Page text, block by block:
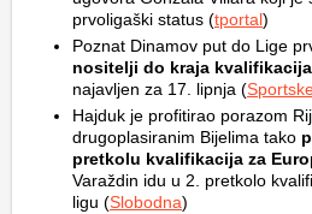
prvoligaški status (tportal)
Poznat Dinamov put do Lige
nositelji do kraja kvalifikacija
najavljen za 17. lipnja (
Hajduk je profitirao porazom
drugoplasiranim Bijelima tako
pretkolu kvalifikacija za
Varaždin idu u 2. pretkolo
ligu (Slobodna)